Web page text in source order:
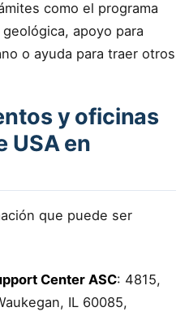
como el programa
apoyo para
o ayuda para traer otros
y oficinas
USA en
que puede ser
Center ASC: 4815,
IL 60085,